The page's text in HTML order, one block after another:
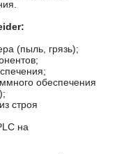
(пыль, грязь);
обеспечения
строя
на